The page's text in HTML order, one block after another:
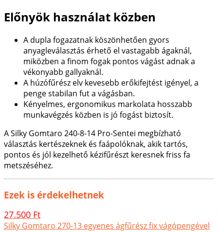
Előnyök használat közben
A dupla fogazatnak köszönhetően gyors
anyagleválasztás érhető el vastagabb ágaknál,
miközben a finom fogak pontos vágást adnak a
vékonyabb gallyaknál.
A húzófűrész elv kevesebb erőkifejtést igényel, a
penge stabilan fut a vágásban.
Kényelmes, ergonomikus markolata hosszabb
munkavégzés közben is jó fogást biztosít.
A Silky Gomtaro 240-8-14 Pro-Sentei megbízható
választás kertészeknek és faápolóknak, akik tartós,
pontos és jól kezelhető kézifűrészt keresnek friss fa
metszéséhez.
Ezek is érdekelhetnek
27.500 Ft
Silky Gomtaro 270-13 egyenes ágfűrész fix vágópengével